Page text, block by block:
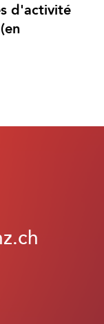
d'activité